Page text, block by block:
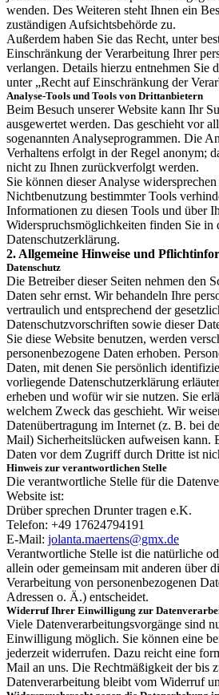
wenden. Des Weiteren steht Ihnen ein
zuständigen Aufsichtsbehörde zu.
Außerdem haben Sie das Recht, unter
Einschränkung der Verarbeitung Ihrer
verlangen. Details hierzu entnehmen Sie
unter „Recht auf Einschränkung der
Analyse-Tools und Tools von Drittanbietern
Beim Besuch unserer Website kann Ihr
ausgewertet werden. Das geschieht vor
sogenannten Analyseprogrammen. Die
Verhaltens erfolgt in der Regel anonym;
nicht zu Ihnen zurückverfolgt werden.
Sie können dieser Analyse
Nichtbenutzung bestimmter Tools
Informationen zu diesen Tools und über
Widerspruchsmöglichkeiten finden Sie in
Datenschutzerklärung.
2. Allgemeine Hinweise und
Datenschutz
Die Betreiber dieser Seiten nehmen den
Daten sehr ernst. Wir behandeln Ihre
vertraulich und entsprechend der
Datenschutzvorschriften sowie dieser
Sie diese Website benutzen, werden
personenbezogene Daten erhoben.
Daten, mit denen Sie persönlich
vorliegende Datenschutzerklärung
erheben und wofür wir sie nutzen. Sie
welchem Zweck das geschieht. Wir
Datenübertragung im Internet (z. B. bei
Mail) Sicherheitslücken aufweisen kann.
Daten vor dem Zugriff durch Dritte ist
Hinweis zur verantwortlichen Stelle
Die verantwortliche Stelle für die
Website ist:
Drüber sprechen Drunter tragen e.K.
Telefon: +49 17624794191
E-Mail: jolanta.maertens@gmx.de
Verantwortliche Stelle ist die natürliche
allein oder gemeinsam mit anderen über
Verarbeitung von personenbezogenen
Adressen o. Ä.) entscheidet.
Widerruf Ihrer Einwilligung zur
Viele Datenverarbeitungsvorgänge sind
Einwilligung möglich. Sie können eine
jederzeit widerrufen. Dazu reicht eine
Mail an uns. Die Rechtmäßigkeit der bis
Datenverarbeitung bleibt vom Widerruf